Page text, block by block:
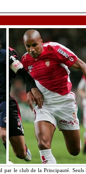
par le club dela Principauté. Seuls